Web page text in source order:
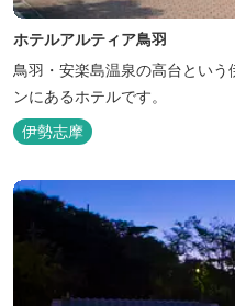
ホテルアルティア鳥羽
鳥羽・安楽島温泉の高台とい
ンにあるホテルです。
伊勢志摩